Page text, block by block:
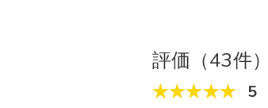
評価（43件）
5